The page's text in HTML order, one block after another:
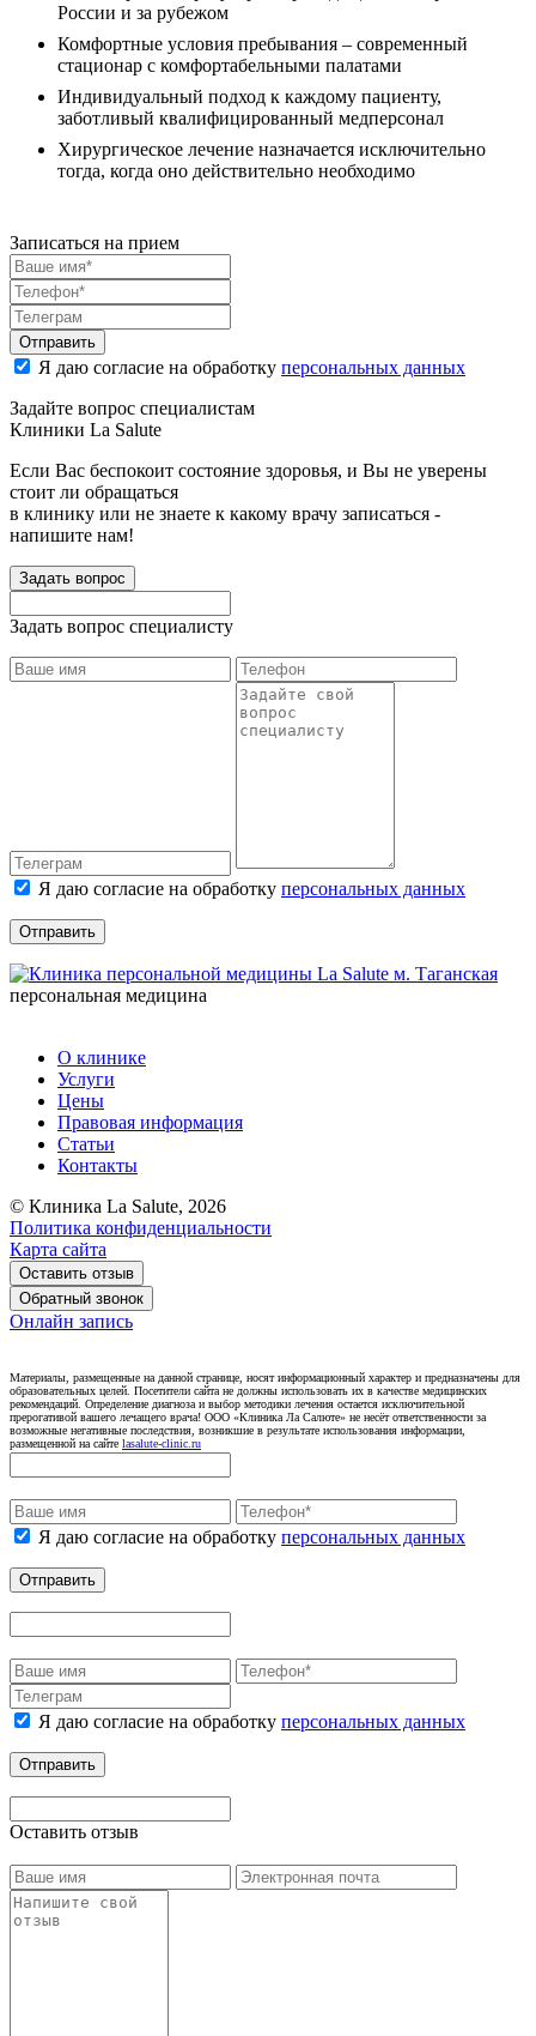
России и за рубежом
Комфортные условия пребывания – современный
стационар с комфортабельными палатами
Индивидуальный подход к каждому пациенту,
заботливый квалифицированный медперсонал
Хирургическое лечение назначается исключительно
тогда, когда оно действительно необходимо
Записаться на прием
Отправить
Я даю согласие на обработку персональных данных
Задайте вопрос специалистам
Клиники La Salute
Если Вас беспокоит состояние здоровья, и Вы не уверены
стоит ли обращаться
в клинику или не знаете к какому врачу записаться -
напишите нам!
Задать вопрос
Задать вопрос специалисту
Я даю согласие на обработку персональных данных
Отправить
персональная медицина
О клинике
Услуги
Цены
Правовая информация
Статьи
Контакты
© Клиника La Salute, 2026
Политика конфиденциальности
Карта сайта
Оставить отзыв
Обратный звонок
Онлайн запись
Материалы, размещенные на данной странице, носят информационный характер и предназначены для
образовательных целей. Посетители сайта не должны использовать их в качестве медицинских
рекомендаций. Определение диагноза и выбор методики лечения остается исключительной
прерогативой вашего лечащего врача! ООО «Клиника Ла Салюте» не несёт ответственности за
возможные негативные последствия, возникшие в результате использования информации,
размещенной на сайте lasalute-clinic.ru
Я даю согласие на обработку персональных данных
Отправить
Я даю согласие на обработку персональных данных
Отправить
Оставить отзыв